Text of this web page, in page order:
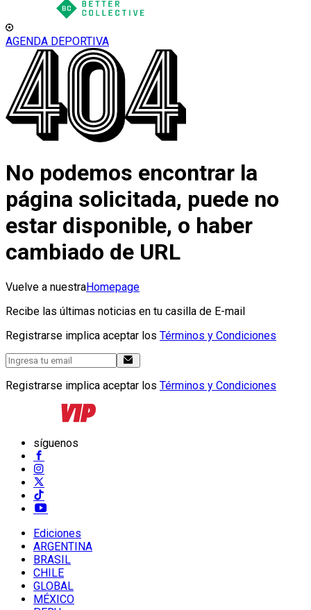
AGENDA DEPORTIVA
No podemos encontrar la
página solicitada, puede no
estar disponible, o haber
cambiado de URL
Vuelve a nuestraHomepage
Recibe las últimas noticias en tu casilla de E-mail
Registrarse implica aceptar los Términos y Condiciones
Registrarse implica aceptar los Términos y Condiciones
síguenos
Ediciones
ARGENTINA
BRASIL
CHILE
GLOBAL
MÉXICO